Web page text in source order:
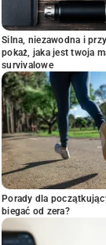
Silna, niezawodna i
pokaż, jaka jest twoja
survivalowe
Porady dla
biegać od zera?